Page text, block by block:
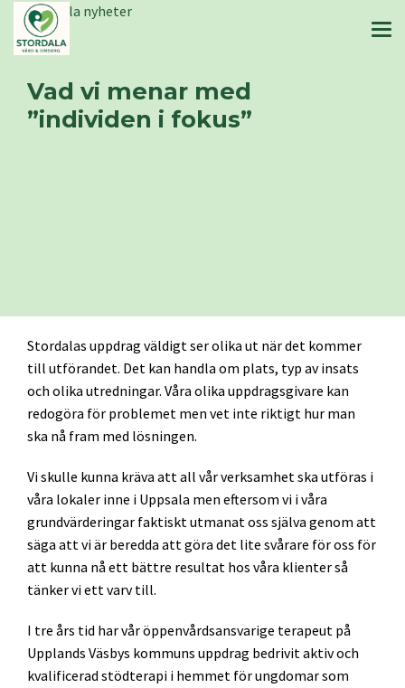
Stordala nyheter
Vad vi menar med
”individen i fokus”
Stordalas uppdrag väldigt ser olika ut när det kommer
till utförandet. Det kan handla om plats, typ av insats
och olika utredningar. Våra olika uppdragsgivare kan
redogöra för problemet men vet inte riktigt hur man
ska nå fram med lösningen.
Vi skulle kunna kräva att all vår verksamhet ska utföras i
våra lokaler inne i Uppsala men eftersom vi i våra
grundvärderingar faktiskt utmanat oss själva genom att
säga att vi är beredda att göra det lite svårare för oss för
att kunna nå ett bättre resultat hos våra klienter så
tänker vi ett varv till.
I tre års tid har vår öppenvårdsansvarige terapeut på
Upplands Väsbys kommuns uppdrag bedrivit aktiv och
kvalificerad stödterapi i hemmet för ungdomar som